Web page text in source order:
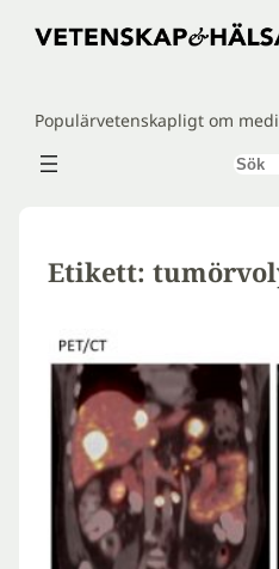
Hoppa
Populärvetenskapligt om
Sök
Etikett: